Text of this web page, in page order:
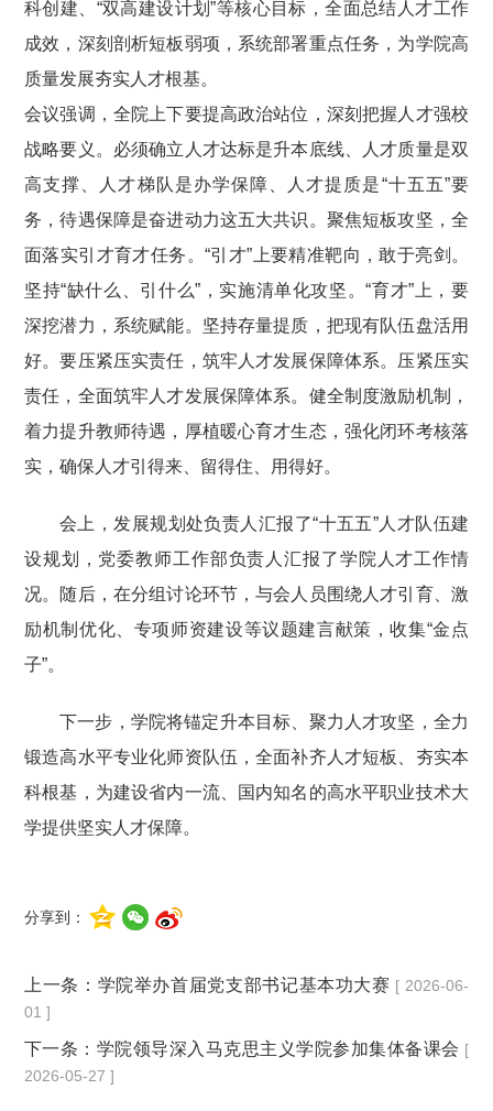
科创建、“双高建设计划”等核心目标，全面总结人才工作
成效，深刻剖析短板弱项，系统部署重点任务，为学院高
质量发展夯实人才根基。
会议强调，全院上下要提高政治站位，深刻把握人才强校
战略要义。必须确立人才达标是升本底线、人才质量是双
高支撑、人才梯队是办学保障、人才提质是“十五五”要
务，待遇保障是奋进动力这五大共识。聚焦短板攻坚，全
面落实引才育才任务。“引才”上要精准靶向，敢于亮剑。
坚持“缺什么、引什么”，实施清单化攻坚。“育才”上，要
深挖潜力，系统赋能。坚持存量提质，把现有队伍盘活用
好。要压紧压实责任，筑牢人才发展保障体系。压紧压实
责任，全面筑牢人才发展保障体系。健全制度激励机制，
着力提升教师待遇，厚植暖心育才生态，强化闭环考核落
实，确保人才引得来、留得住、用得好。
会上，发展规划处负责人汇报了“十五五”人才队伍建
设规划，党委教师工作部负责人汇报了学院人才工作情
况。随后，在分组讨论环节，与会人员围绕人才引育、激
励机制优化、专项师资建设等议题建言献策，收集“金点
子”。
下一步，学院将锚定升本目标、聚力人才攻坚，全力
锻造高水平专业化师资队伍，全面补齐人才短板、夯实本
科根基，为建设省内一流、国内知名的高水平职业技术大
学提供坚实人才保障。
分享到：
上一条： 学院举办首届党支部书记基本功大赛 [ 2026-06-
01 ]
下一条： 学院领导深入马克思主义学院参加集体备课会 [
2026-05-27 ]